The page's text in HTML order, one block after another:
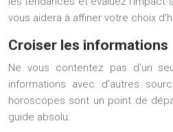
vous aidera à affiner votre choix
Croiser les informations
Ne vous contentez pas d’un
informations avec d’autres
horoscopes sont un point de
guide absolu.